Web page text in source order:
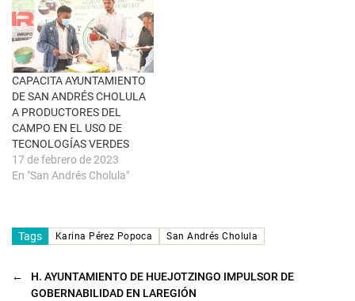
e
n
t
a
n
a
n
u
e
v
a
)
CAPACITA AYUNTAMIENTO
DE SAN ANDRÉS CHOLULA
A PRODUCTORES DEL
CAMPO EN EL USO DE
TECNOLOGÍAS VERDES
17 de febrero de 2023
En "San Andrés Cholula"
Tags Karina Pérez Popoca San Andrés Cholula
←
H. AYUNTAMIENTO DE HUEJOTZINGO IMPULSOR DE
GOBERNABILIDAD EN LAREGIÓN